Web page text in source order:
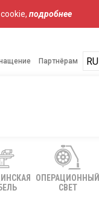
подробнее
Партнёрам RU
UA
ОПЕРАЦИОННЫЙ
СВЕТ